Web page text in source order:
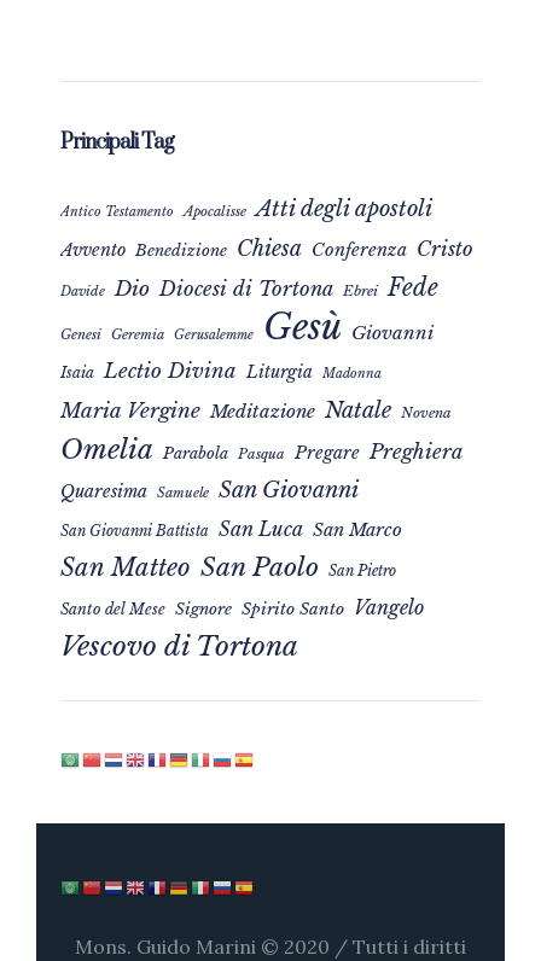
Principali Tag
Antico Testamento Apocalisse Atti degli apostoli
Avvento Benedizione Chiesa Conferenza Cristo
Davide Dio Diocesi di Tortona Ebrei Fede
Genesi Geremia Gerusalemme Gesù Giovanni
Isaia Lectio Divina Liturgia Madonna
Maria Vergine Meditazione Natale Novena
Omelia Parabola Pasqua Pregare Preghiera
Quaresima Samuele San Giovanni
San Giovanni Battista San Luca San Marco
San Matteo San Paolo San Pietro
Santo del Mese Signore Spirito Santo Vangelo
Vescovo di Tortona
Mons. Guido Marini © 2020 / Tutti i diritti